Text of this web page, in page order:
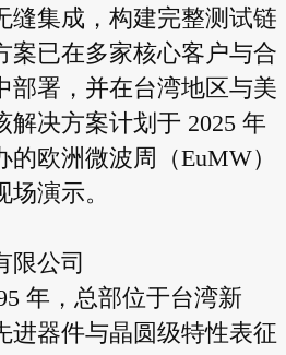
缝集成，构建完整测试链
案已在多家核心客户与合
部署，并在台湾地区与美
解决方案计划于 2025 年
欧洲微波周（EuMW）
演示。
限公司
年，总部位于台湾新
进器件与晶圆级特性表征